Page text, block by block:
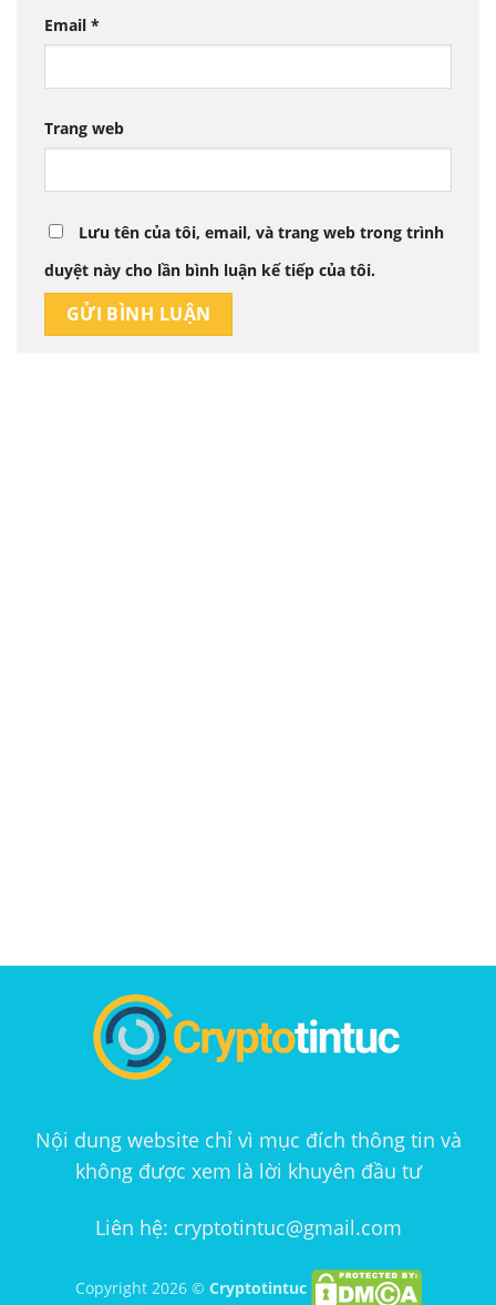
Email *
Trang web
Lưu tên của tôi, email, và trang web trong trình
duyệt này cho lần bình luận kế tiếp của tôi.
Nội dung website chỉ vì mục đích thông tin và
không được xem là lời khuyên đầu tư
Liên hệ: cryptotintuc@gmail.com
Copyright 2026 © Cryptotintuc